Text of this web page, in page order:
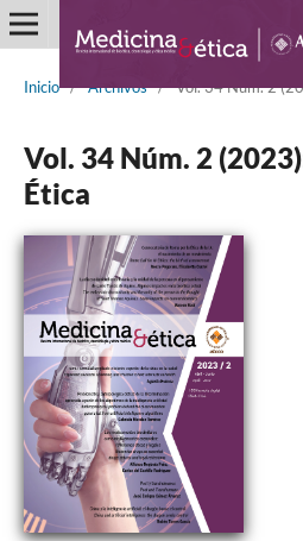
Inicio / Archivos / Vol. 34 Núm. 2
Vol. 34 Núm. 2
Ética